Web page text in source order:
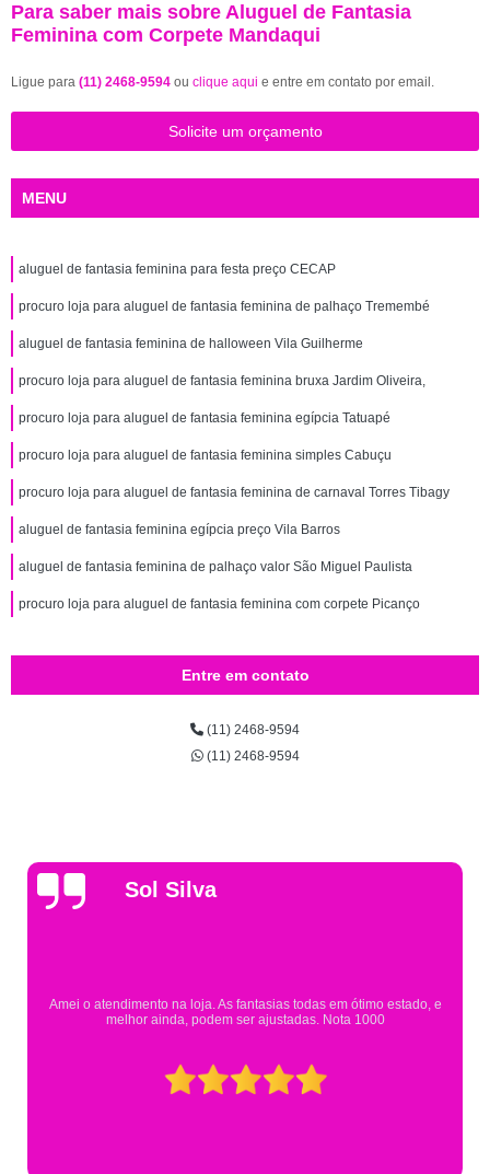
Para saber mais sobre Aluguel de Fantasia
Feminina com Corpete Mandaqui
Ligue para (11) 2468-9594 ou clique aqui e entre em contato por email.
Solicite um orçamento
MENU
aluguel de fantasia feminina para festa preço CECAP
procuro loja para aluguel de fantasia feminina de palhaço Tremembé
aluguel de fantasia feminina de halloween Vila Guilherme
procuro loja para aluguel de fantasia feminina bruxa Jardim Oliveira,
procuro loja para aluguel de fantasia feminina egípcia Tatuapé
procuro loja para aluguel de fantasia feminina simples Cabuçu
procuro loja para aluguel de fantasia feminina de carnaval Torres Tibagy
aluguel de fantasia feminina egípcia preço Vila Barros
aluguel de fantasia feminina de palhaço valor São Miguel Paulista
procuro loja para aluguel de fantasia feminina com corpete Picanço
Entre em contato
(11) 2468-9594
(11) 2468-9594
Gsutavo Pinto
Pesquisei em mais de 20 lojas e só encontrei a fantasia de meu filho na
Eureka. Cheguei praticamente no horário em que estavam fechando e
mesmo assim fui muito bem atendido.